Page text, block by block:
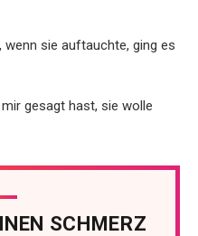
sie auftauchte, ging es
gesagt hast, sie wolle
SCHMERZ